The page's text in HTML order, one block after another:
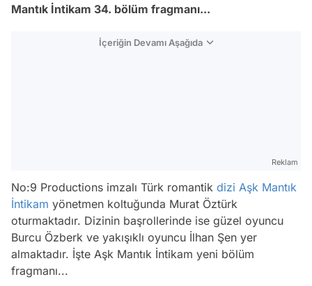
Mantık İntikam 34. bölüm fragmanı...
İçeriğin Devamı Aşağıda
Reklam
No:9 Productions imzalı Türk romantik dizi Aşk Mantık
İntikam yönetmen koltuğunda Murat Öztürk
oturmaktadır. Dizinin başrollerinde ise güzel oyuncu
Burcu Özberk ve yakışıklı oyuncu İlhan Şen yer
almaktadır. İşte Aşk Mantık İntikam yeni bölüm
fragmanı...